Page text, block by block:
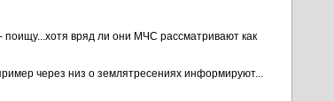
поищу...хотя вряд ли они МЧС рассматривают как
через низ о землятресениях информируют...